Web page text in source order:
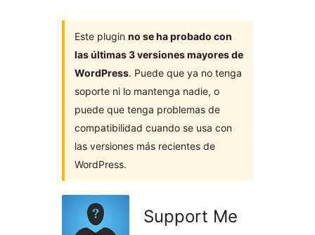
Este plugin no se ha probado con
las últimas 3 versiones mayores de
WordPress. Puede que ya no tenga
soporte ni lo mantenga nadie, o
puede que tenga problemas de
compatibilidad cuando se usa con
las versiones más recientes de
WordPress.
Support Me